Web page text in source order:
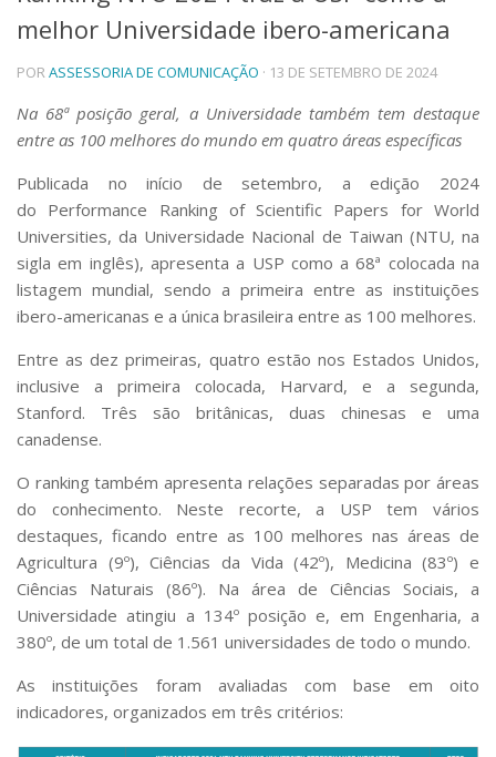
Telefones e Mapas
Pessoas
Ensino
Graduação
Pós-Graduação
Cursos de Extensão
Pesquisa e Inovação
Linhas de Pesquisa
Centros, Núcleos e Projetos em Rede
Pós-doutorado
Iniciação Científica
Empresas Juniores
Extensão à Comunidade
Artes, Cultura e Esportes
Museus e Espaços Interativos
Serviços
Bibliotecas
Apoio ao Estudante
Segurança, Trânsito e Prevenção
RH, Administrativo e Financeiro
Outros serviços
Assessorias e Mídias
Aplicativos e Sites
Jornal da USP
melhor Universidade ibero-americana
PORASSESSORIA DE COMUNICAÇÃO · 13 DE SETEMBRO DE 2024
Na 68ª posição geral, a Universidade também tem destaque
entre as 100 melhores do mundo em quatro áreas específicas
Publicada no início de setembro, a edição 2024
do Performance Ranking of Scientific Papers for World
Universities, da Universidade Nacional de Taiwan (NTU, na
sigla em inglês), apresenta a USP como a 68ª colocada na
listagem mundial, sendo a primeira entre as instituições
ibero-americanas e a única brasileira entre as 100 melhores.
Entre as dez primeiras, quatro estão nos Estados Unidos,
inclusive a primeira colocada, Harvard, e a segunda,
Stanford. Três são britânicas, duas chinesas e uma
canadense.
O rankingtambém apresenta relações separadas por áreas
do conhecimento. Neste recorte, a USP tem vários
destaques, ficando entre as 100 melhores nas áreas de
Agricultura (9º), Ciências da Vida (42º), Medicina (83º) e
Ciências Naturais (86º). Na área de Ciências Sociais, a
Universidade atingiu a 134º posição e, em Engenharia, a
380º, de um total de 1.561 universidades de todo o mundo.
As instituições foram avaliadas com base em oito
indicadores, organizados em três critérios: